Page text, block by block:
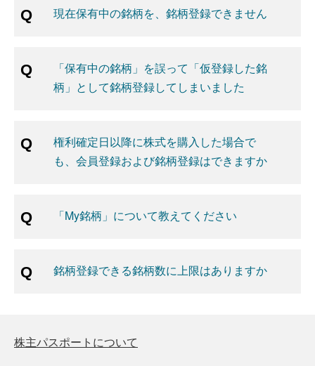
現在保有中の銘柄を、銘柄登録できません
「保有中の銘柄」を誤って「仮登録した銘
柄」として銘柄登録してしまいました
権利確定日以降に株式を購入した場合で
も、会員登録および銘柄登録はできますか
「My銘柄」について教えてください
銘柄登録できる銘柄数に上限はありますか
株主パスポートについて